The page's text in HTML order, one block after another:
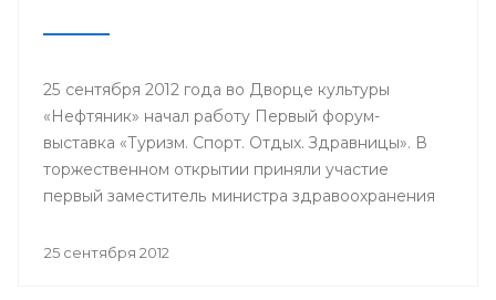
25 сентября 2012 года во Дворце культуры
«Нефтяник» начал работу Первый форум-
выставка «Туризм. Спорт. Отдых. Здравницы». В
торжественном открытии приняли участие
первый заместитель министра здравоохранения
Госкомитета РБ по предпринимательству и
25 сентября 2012